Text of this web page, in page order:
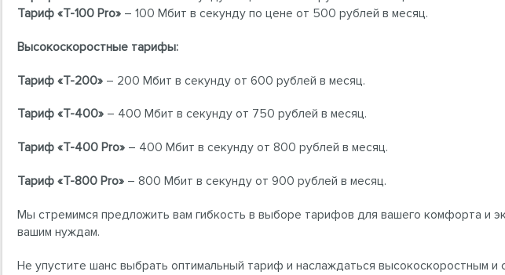
Тариф «Т-100 Pro» – 100 Мбит в секунду по цене от 500 рублей в месяц.
Высокоскоростные тарифы:
Тариф «Т-200» – 200 Мбит в секунду от 600 рублей в месяц.
Тариф «Т-400» – 400 Мбит в секунду от 750 рублей в месяц.
Тариф «T-400 Pro» – 400 Мбит в секунду от 800 рублей в месяц.
Тариф «T-800 Pro» – 800 Мбит в секунду от 900 рублей в месяц.
Мы стремимся предложить вам гибкость в выборе тарифов для вашего комфорта и
вашим нуждам.
Не упустите шанс выбрать оптимальный тариф и наслаждаться высокоскоростным и